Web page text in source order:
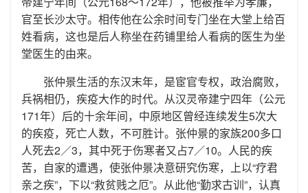
官至长沙太守。相传他在公余时间专门坐在大堂上给百
姓看病，这也是后人称坐在药铺里给人看病的医生为坐
堂医生的由来。
张仲景生活的东汉末年，是宦官专权，政治腐败，
兵祸相仍，疾疫大作的时代。从汉灵帝建宁四年（公元
171年）后的十余年间，中原地区曾经连续发生5次大
的疾疫，死亡人数，不可胜计。张仲景的家族200多口
人死去2／3，其中死于伤寒者又占7／10。人民的疾
苦，自家的遭遇，使张仲景决意研究伤寒，上以“疗君
亲之疾”，下以“救贫贱之厄”。从此他“勤求古训”，认真